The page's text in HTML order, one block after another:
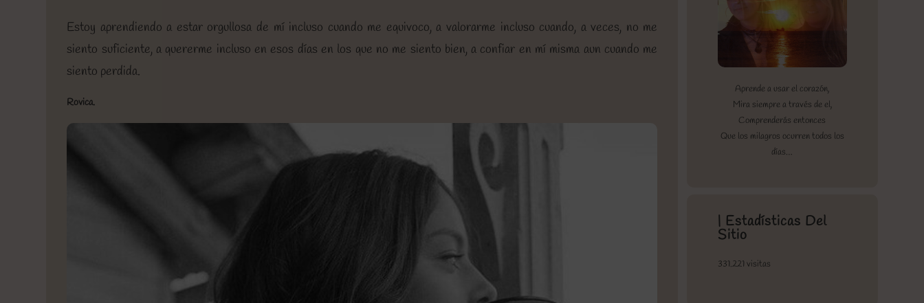
Estoy aprendiendo a estar orgullosa de mí incluso cuando me equivoco, a valorarme incluso cuando, a veces, no me
siento suficiente, a quererme incluso en esos días en los que no me siento bien, a confiar en mí misma aun cuando me
siento perdida.
Rovica.
Aprende a usar el corazón,
Mira siempre a través de el,
Comprenderás entonces
Que los milagros ocurren todos los
días…
| Estadísticas Del
Sitio
331.221 visitas